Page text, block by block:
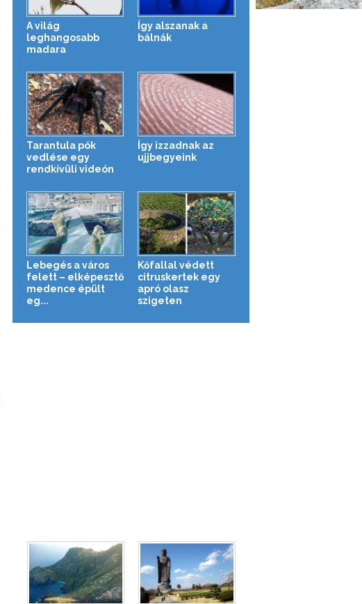
A világ
leghangosabb
madara
Így alszanak a
bálnák
Tarantula pók
vedlése egy
rendkívüli videón
Így izzadnak az
ujjbegyeink
Lebegés a város
felett – elképesztő
medence épült
eg...
Kőfallal védett
citruskertek egy
apró olasz
szigeten